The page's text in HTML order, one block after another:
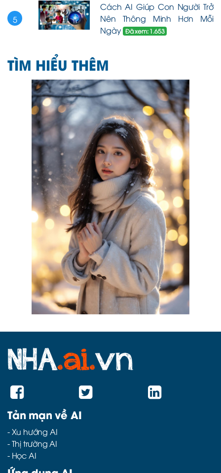
5
Cách AI Giúp Con Người Trở
Nên Thông Minh Hơn Mỗi
Ngày Đã xem: 1.653
TÌM HIỂU THÊM
Tản mạn về AI
-Xu hướng AI
-Thị trường AI
- Học AI